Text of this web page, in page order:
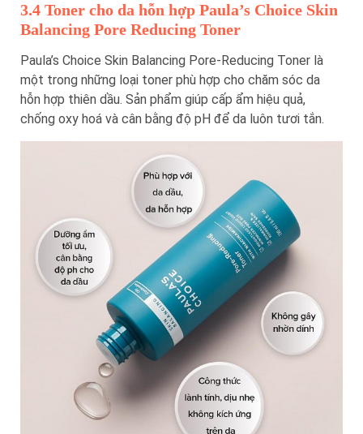
3.4 Toner cho da hỗn hợp Paula’s Choice Skin
Balancing Pore Reducing Toner
Paula’s Choice Skin Balancing Pore-Reducing Toner là
một trong những loại toner phù hợp cho chăm sóc da
hỗn hợp thiên dầu. Sản phẩm giúp cấp ẩm hiệu quả,
chống oxy hoá và cân bằng độ pH để da luôn tươi tắn.